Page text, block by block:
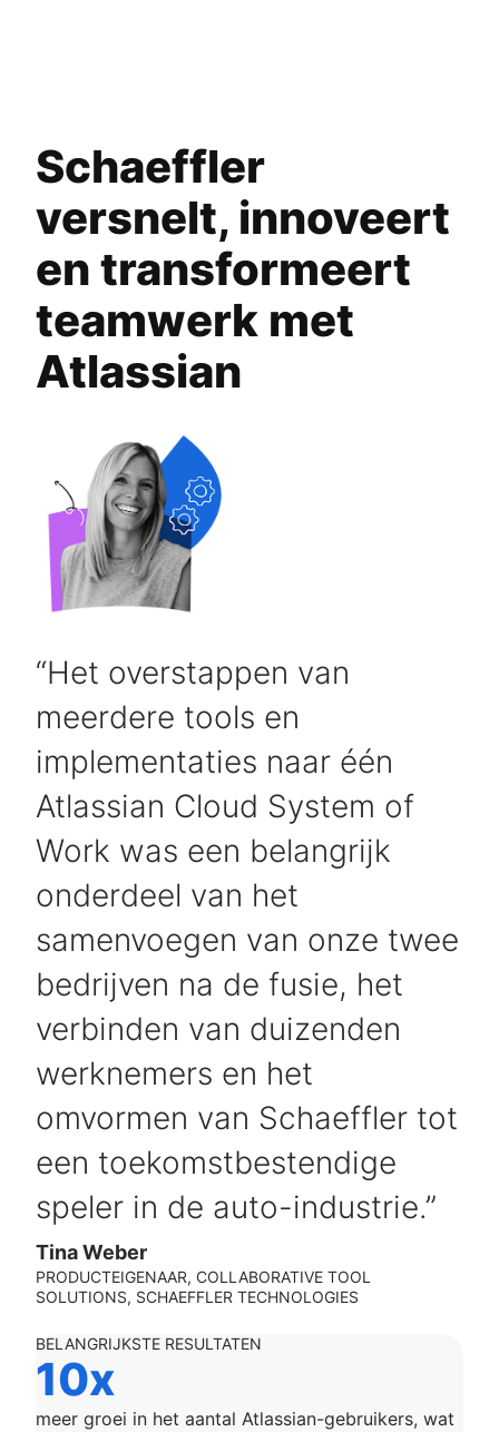
Schaeffler
versnelt, innoveert
en transformeert
teamwerk met
Atlassian
Het overstappen van
meerdere tools en
implementaties naar één
Atlassian Cloud System of
Work was een belangrijk
onderdeel van het
samenvoegen van onze twee
bedrijven na de fusie, het
verbinden van duizenden
werknemers en het
omvormen van Schaeffler tot
een toekomstbestendige
speler in de auto-industrie.
Tina Weber
PRODUCTEIGENAAR, COLLABORATIVE TOOL
SOLUTIONS, SCHAEFFLER TECHNOLOGIES
BELANGRIJKSTE RESULTATEN
10x
meer groei in het aantal Atlassian-gebruikers, wat